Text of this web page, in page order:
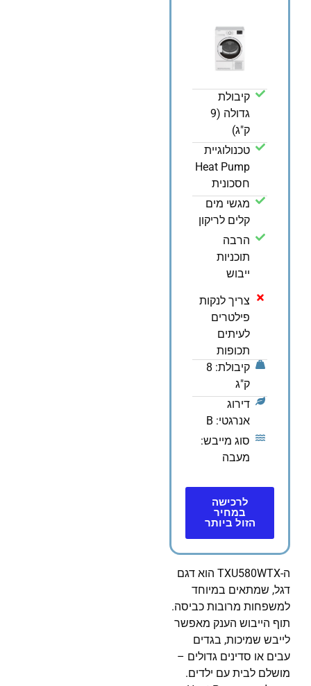
קיבולת
גדולה (9
ק"ג)
טכנולוגיית
Heat Pump
חסכונית
מגשי מים
קלים לריקון
הרבה
תוכניות
ייבוש
צריך לנקות
פילטרים
לעיתים
תכופות
קיבולת: 8
ק"ג
דירוג
אנרגטי: B
סוג מייבש:
מעבה
לרכישה
במחיר
הזול ביותר
ה-TXU580WTX הוא דגם
דגל, שמתאים במיוחד
למשפחות מרובות כביסה.
תוף הייבוש הענק מאפשר
לייבש שמיכות, בגדים
עבים או סדינים גדולים –
מושלם לבית עם ילדים.